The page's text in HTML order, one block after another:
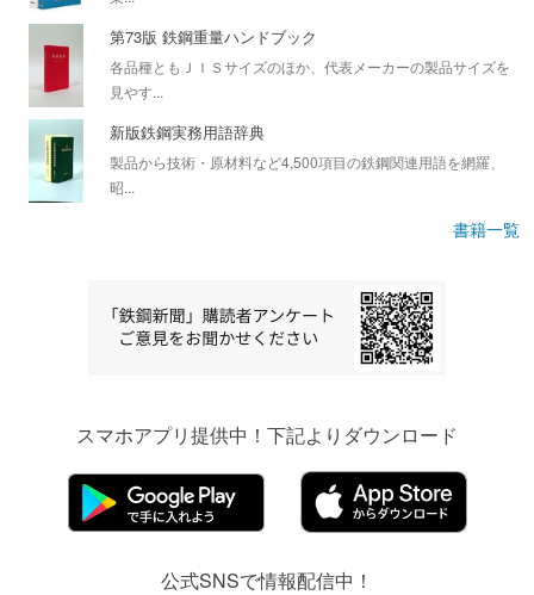
第73版 鉄鋼重量ハンドブック
各品種ともＪＩＳサイズのほか、代表メーカーの製品サイズを
見やす...
新版鉄鋼実務用語辞典
製品から技術・原材料など4,500項目の鉄鋼関連用語を網羅、
昭...
書籍一覧
スマホアプリ提供中！下記よりダウンロード
公式SNSで情報配信中！